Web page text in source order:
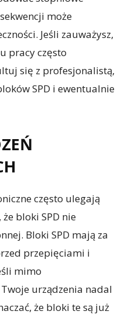
może
Jeśli zauważysz,
pracy często
się z profesjonalistą,
SPD i ewentualnie
często ulegają
bloki SPD nie
Bloki SPD mają za
przepięciami i
mimo
urządzenia nadal
że bloki te są już